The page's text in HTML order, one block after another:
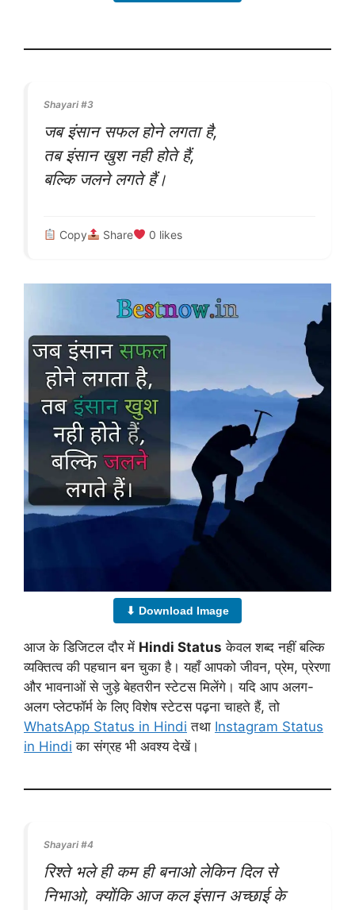
Shayari #3
जब इंसान सफल होने लगता है,
तब इंसान खुश नही होते हैं,
बल्कि जलने लगते हैं।
Copy Share 0 likes
⬇ Download Image
आज के डिजिटल दौर में Hindi Status केवल शब्द नहीं बल्कि
व्यक्तित्व की पहचान बन चुका है। यहाँ आपको जीवन, प्रेम, प्रेरणा
और भावनाओं से जुड़े बेहतरीन स्टेटस मिलेंगे। यदि आप अलग-
अलग प्लेटफॉर्म के लिए विशेष स्टेटस पढ़ना चाहते हैं, तो
WhatsApp Status in Hindi तथा Instagram Status
in Hindi का संग्रह भी अवश्य देखें।
Shayari #4
रिश्ते भले ही कम ही बनाओ लेकिन दिल से
निभाओ, क्योंकि आज कल इंसान अच्छाई के